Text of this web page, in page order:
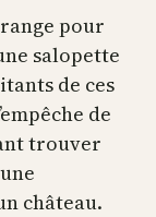
pour
salopette
de ces
de
trouver
château.